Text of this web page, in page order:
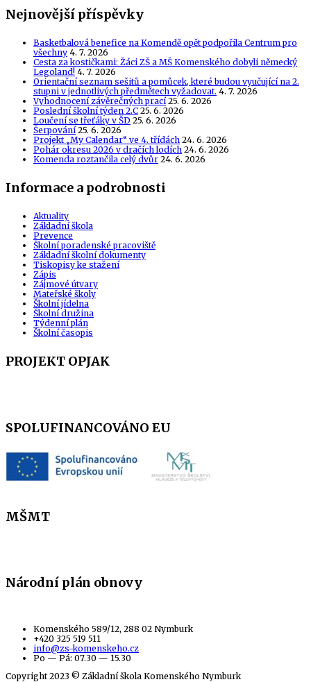
Nejnovější příspěvky
Basketbalová benefice na Komendě opět podpořila Centrum pro
všechny 4. 7. 2026
Cesta za kostičkami: Žáci ZŠ a MŠ Komenského dobyli německý
Legoland! 4. 7. 2026
Orientační seznam sešitů a pomůcek, které budou vyučující na 2.
stupni v jednotlivých předmětech vyžadovat. 4. 7. 2026
Vyhodnocení závěrečných prací 25. 6. 2026
Poslední školní týden 2.C 25. 6. 2026
Loučení se třeťáky v ŠD 25. 6. 2026
Šerpování 25. 6. 2026
Projekt „My Calendar“ ve 4. třídách 24. 6. 2026
Pohár okresu 2026 v dračích lodích 24. 6. 2026
Komenda roztančila celý dvůr 24. 6. 2026
Informace a podrobnosti
Aktuality
Základní škola
Prevence
Školní poradenské pracoviště
Základní školní dokumenty
Tiskopisy ke stažení
Zápis
Zájmové útvary
Mateřské školy
Školní jídelna
Školní družina
Týdenní plán
Školní časopis
PROJEKT OPJAK
SPOLUFINANCOVÁNO EU
MŠMT
Národní plán obnovy
Komenského 589/12, 288 02 Nymburk
+420 325 519 511
info@zs-komenskeho.cz
Po — Pá: 07.30 — 15.30
Copyright 2023 © Základní škola Komenského Nymburk